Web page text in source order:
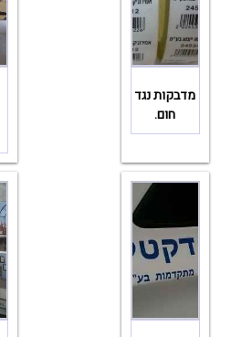
מדבקות נגד
חום.